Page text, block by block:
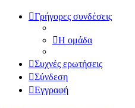
Γρήγορες συνδέσεις
Η ομάδα
Συχνές ερωτήσεις
Σύνδεση
Εγγραφή